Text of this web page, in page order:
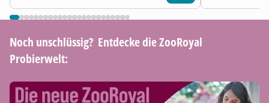
Noch unschlüssig? ​ Entdecke die ZooRoyal
Probierwelt: